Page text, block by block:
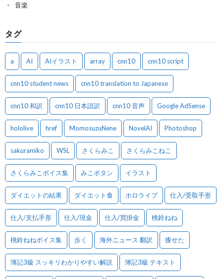
音楽
タグ
a AI AIイラスト array cnn10 cnn10 script
cnn10 student news cnn10 translation to Japanese
cnn10 和訳 cnn10 日本語訳 cnn10 音声 Google AdSense
hololive href MomosuzuNene NovelAI Photoshop
sakuramiko WSL さくらみこ さくらみこねこ
さくらみこボイス集 みこボタン イラスト
ダイエットの結果 ダイエット食 ホロライブ 仕入/受取手形
仕入/支払手形 仕入/現金 仕入/買掛金 桃鈴ねね
桃鈴ねねボイス集 歩く 海外ニュース 翻訳 痩せた
簿記3級 スッキリわかりやすい解説 簿記3級 テキスト